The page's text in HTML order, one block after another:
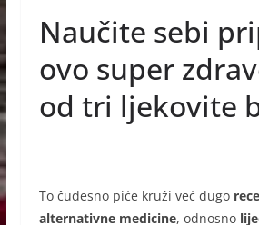
c
e
b
o
k
ss
e
n
g
at
s
A
p
er
Naučite sebi
ovo super
od tri ljekovite
To čudesno piće kruži već dugo
alternativne medicine, odnosno